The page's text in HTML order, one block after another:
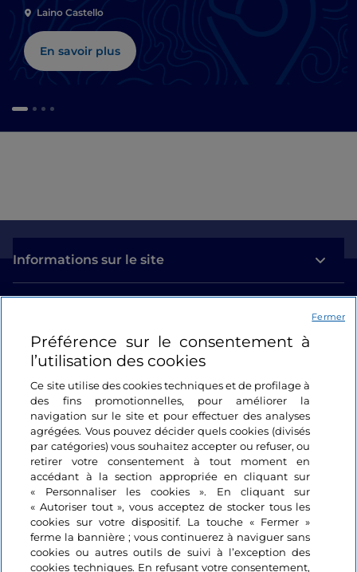
Laino Castello
En savoir plus
Informations sur le site
Se connecter
Suivez-nous
Préférence sur le consentement à
l’utilisation des cookies
Ce site utilise des cookies techniques et de profilage à
des fins promotionnelles, pour améliorer la
navigation sur le site et pour effectuer des analyses
agrégées. Vous pouvez décider quels cookies (divisés
par catégories) vous souhaitez accepter ou refuser, ou
retirer votre consentement à tout moment en
accédant à la section appropriée en cliquant sur
« Personnaliser les cookies ». En cliquant sur
« Autoriser tout », vous acceptez de stocker tous les
cookies sur votre dispositif. La touche « Fermer »
ferme la bannière ; vous continuerez à naviguer sans
cookies ou autres outils de suivi à l’exception des
cookies techniques. En refusant votre consentement,
Fermer